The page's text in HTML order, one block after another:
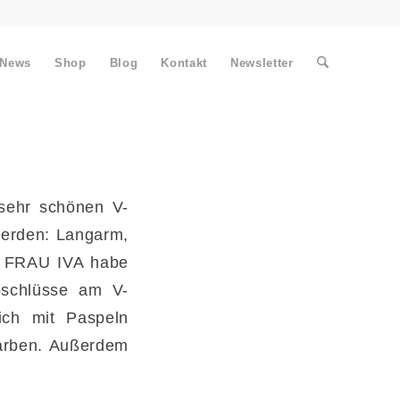
News Shop Blog Kontakt Newsletter
schönen V-
Langarm,
IVA habe
am V-
mit Paspeln
Außerdem